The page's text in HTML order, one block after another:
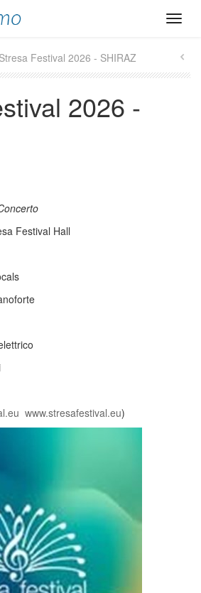
Stresa Festival 2026 - SHIRAZ
2026 -
Festival Hall
www.stresafestival.eu)